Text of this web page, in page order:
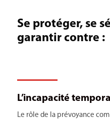
Se protéger, se
garantir contre :
L’incapacité
Le rôle de la prévoyance